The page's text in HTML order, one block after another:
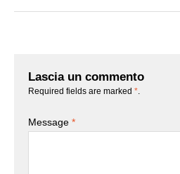
Lascia un commento
Required fields are marked *
Message *